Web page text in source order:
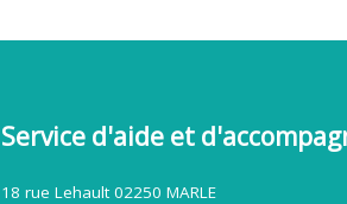
Service d'aide et
18 rue Lehault 02250 MARLE